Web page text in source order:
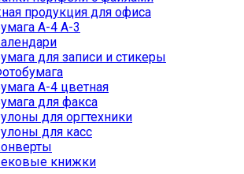
продукция для офиса
А-4 А-3
для записи и стикеры
А-4 цветная
для факса
для оргтехники
для касс
книжки